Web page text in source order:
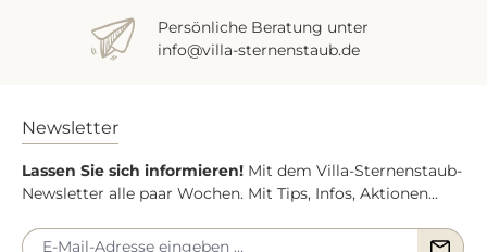
Persönliche Beratung unter
info@villa-sternenstaub.de
Newsletter
Lassen Sie sich informieren! Mit dem Villa-Sternenstaub-
Newsletter alle paar Wochen. Mit Tips, Infos, Aktionen...